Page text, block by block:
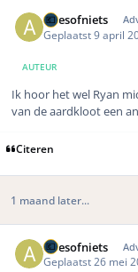
Allesofniets
Geplaatst9 april
AUTEUR
Ik hoor het wel Ryan
van de aardkloot een
Citeren
1 maand later...
Allesofniets
Geplaatst 26 mei